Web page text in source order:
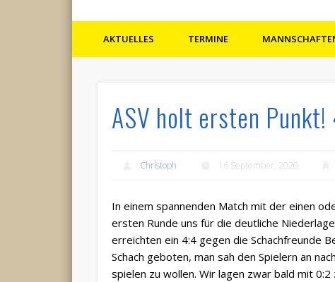
AKTUELLES TERMINE
ASV holt ersten
Christoph 16 September, 2020
In einem spannenden Match mit der einen
ersten Runde uns für die deutliche
erreichten ein 4:4 gegen die Schachfreunde
Schach geboten, man sah den Spielern an
spielen zu wollen. Wir lagen zwar bald mit